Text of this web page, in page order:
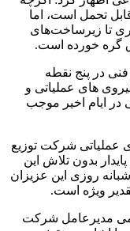
تحمل است، اما
تا زیرساخت‌های
گره خورده است.
در پنج نقطه
های عملیاتی و
ایام اخیر موجب
شرکت توزیع
بدون تلاش این
روزی این عزیزان
ویژه است.
مدیرعامل شرکت